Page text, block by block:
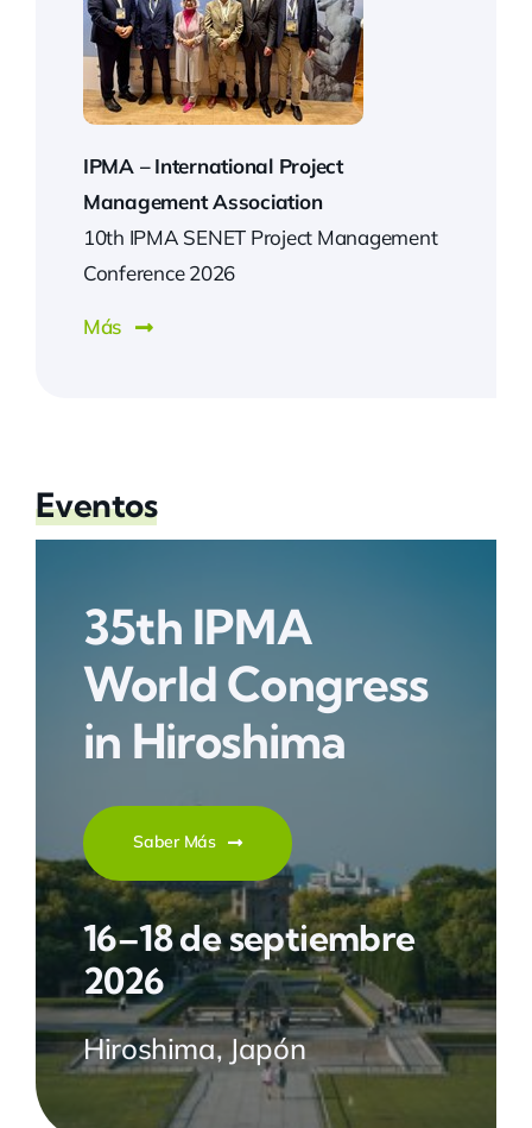
IPMA – International Project
Management Association
10th IPMA SENET Project Management
Conference 2026
Más
Eventos
35th IPMA
World Congress
in Hiroshima
Saber Más
16–18 de septiembre
2026
Hiroshima, Japón